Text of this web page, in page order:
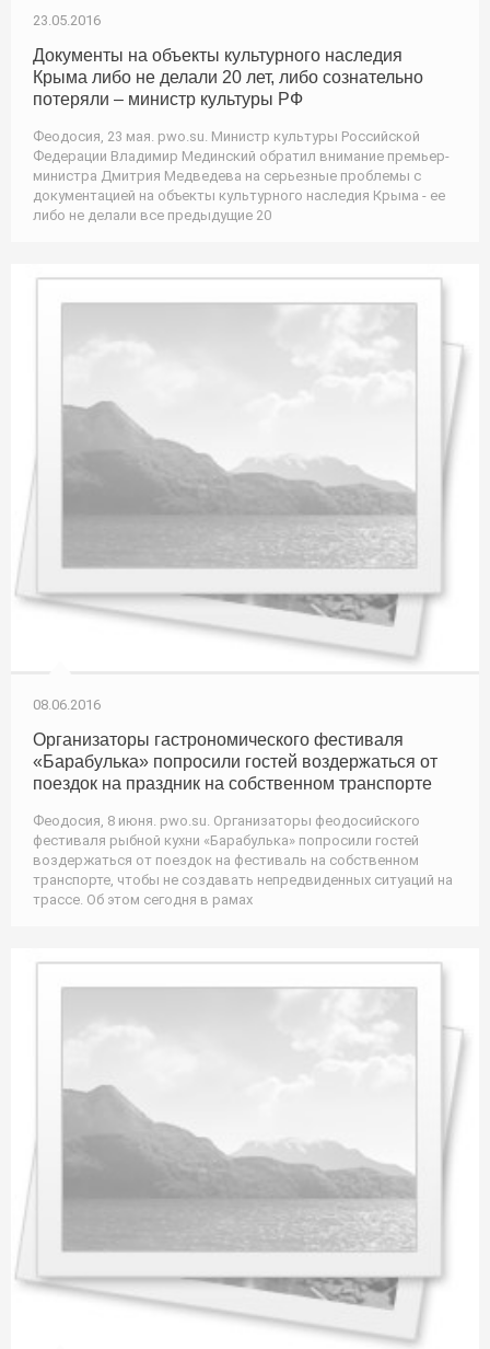
23.05.2016
Документы на объекты культурного наследия
Крыма либо не делали 20 лет, либо сознательно
потеряли – министр культуры РФ
Феодосия, 23 мая. pwo.su. Министр культуры Российской
Федерации Владимир Мединский обратил внимание премьер-
министра Дмитрия Медведева на серьезные проблемы с
документацией на объекты культурного наследия Крыма - ее
либо не делали все предыдущие 20
08.06.2016
Организаторы гастрономического фестиваля
«Барабулька» попросили гостей воздержаться от
поездок на праздник на собственном транспорте
Феодосия, 8 июня. pwo.su. Организаторы феодосийского
фестиваля рыбной кухни «Барабулька» попросили гостей
воздержаться от поездок на фестиваль на собственном
транспорте, чтобы не создавать непредвиденных ситуаций на
трассе. Об этом сегодня в рамах